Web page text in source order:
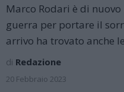
Marco Rodari è di
guerra per portare il
arrivo ha trovato anche
di Redazione
20 Febbraio 2023